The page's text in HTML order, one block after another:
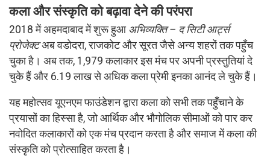
कला और संस्कृति को बढ़ावा देने की परंपरा
2018 में अहमदाबाद में शुरू हुआ अभिव्यक्ति – द सिटी आर्ट्स
प्रोजेक्टअब वडोदरा, राजकोट और सूरत जैसे अन्य शहरों तक पहुँच
चुका है। अब तक, 1,979 कलाकार इस मंच पर अपनी प्रस्तुतियां दे
चुके हैं और 6.19 लाख से अधिक कला प्रेमी इनका आनंद ले चुके हैं।
यह महोत्सव यूएनएम फाउंडेशन द्वारा कला को सभी तक पहुँचाने के
प्रयासों का हिस्सा है, जो आर्थिक और भौगोलिक सीमाओं को पार कर
नवोदित कलाकारों को एक मंच प्रदान करता है और समाज में कला की
संस्कृति को प्रोत्साहित करता है।